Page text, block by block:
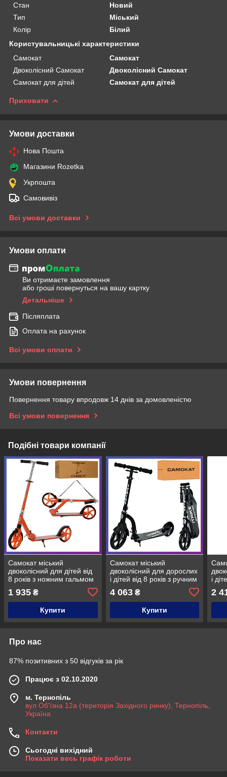
Стан
Новий
Тип
Міський
Колір
Білий
Користувальницькі характеристики
Самокат
Самокат
Двоколісний Самокат
Двоколісний Самокат
Самокат для дітей
Самокат для дітей
Приховати
Умови доставки
Нова Пошта
Магазини Rozetka
Укрпошта
Самовивіз
Всі умови доставки
Умови оплати
Ви отримаєте замовлення
або гроші повернуться на вашу картку
Детальніше
Післяплата
Оплата на рахунок
Всі умови оплати
Умови повернення
Повернення товару впродовж 14 днів за домовленістю
Всі умови повернення
Подібні товари компанії
Самокат міський
двоколісний для дітей від
8 років з ножним гальмом
Жовтогарячий
1 935 ₴
Купити
Самокат міський
двоколісний для дорослих
і дітей від 8 років з ручним
гальмом ITRIKE SR 2-035-
2 чорний
4 063₴
Купити
і
2
Про нас
87% позитивних з 50 відгуків за рік
Працює з 02.10.2020
м. Тернопіль
вул Об'їзна 12а (територія Західного ринку), Тернопіль,
Україна
Контакти
Сьогодні вихідний
Показати весь графік роботи